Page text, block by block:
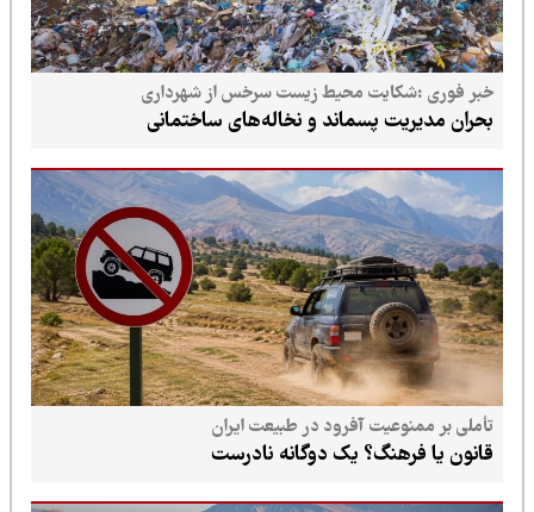
خبر فوری :شکایت محیط زیست سرخس از شهرداری
بحران مدیریت پسماند و نخاله‌های ساختمانی
تأملی بر ممنوعیت آفرود در طبیعت ایران
قانون یا فرهنگ؟ یک دوگانه نادرست